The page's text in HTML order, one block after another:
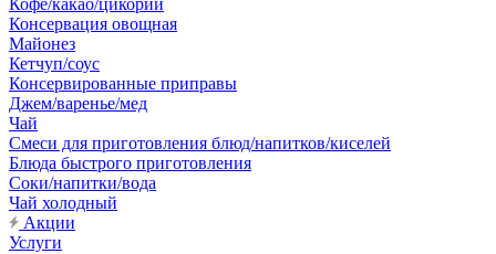
Кофе/какао/цикорий
Консервация овощная
Майонез
Кетчуп/соус
Консервированные приправы
Джем/варенье/мед
Чай
Смеси для приготовления блюд/напитков/киселей
Блюда быстрого приготовления
Соки/напитки/вода
Чай холодный
Акции
Услуги